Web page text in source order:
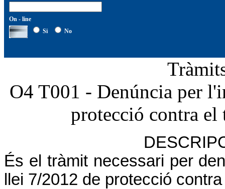
On - line
Si
No
O4 T001 - Denúncia per
protecció contra el
És el tràmit necessari per
llei 7/2012 de protecció